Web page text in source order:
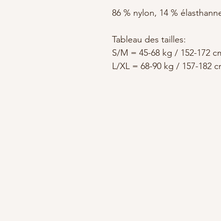
86 % nylon, 14 %
Tableau des tailles:
S/M = 45-68 kg / 152-172
L/XL = 68-90 kg / 157-182